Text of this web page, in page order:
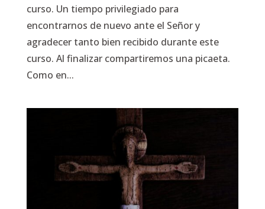
curso. Un tiempo privilegiado para
encontrarnos de nuevo ante el Señor y
agradecer tanto bien recibido durante este
curso. Al finalizar compartiremos una picaeta.
Como en...